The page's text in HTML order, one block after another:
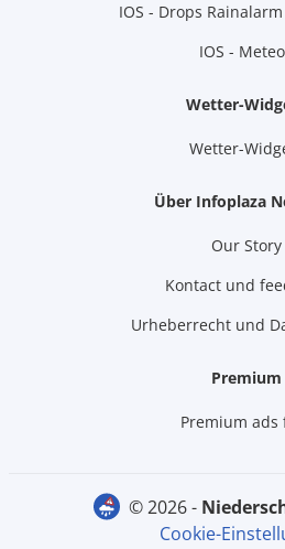
IOS - Drops
IOS -
Wetter-
Wetter-
Über Infoplaza
Our Story
Kontact und
Urheberrecht und
Premium
Premium ads
© 2026 -
Cookie-